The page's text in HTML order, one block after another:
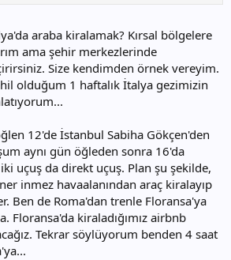
araba kiralamak? Kırsal bölgelere
ama şehir merkezlerinde
Size kendimden örnek vereyim.
olduğum 1 haftalık İtalya gezimizin
12'de İstanbul Sabiha Gökçen'den
aynı gün öğleden sonra 16'da
uçuş da direkt uçuş. Plan şu şekilde,
inmez havaalanından araç kiralayıp
Ben de Roma'dan trenle Floransa'ya
Floransa'da kiraladığımız airbnb
Tekrar söylüyorum benden 4 saat